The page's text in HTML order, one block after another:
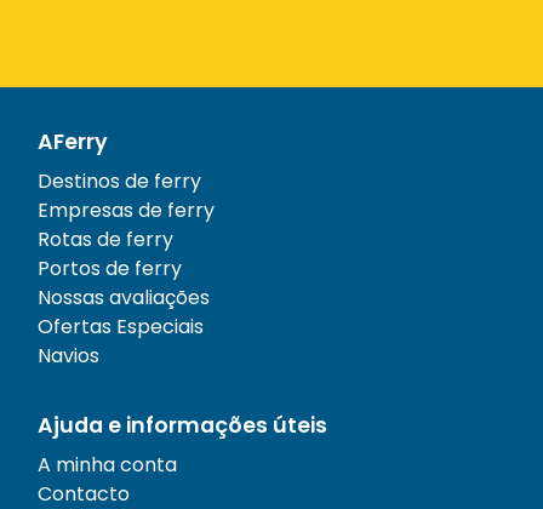
AFerry
Destinos de ferry
Empresas de ferry
Rotas de ferry
Portos de ferry
Nossas avaliações
Ofertas Especiais
Navios
Ajuda e informações úteis
A minha conta
Contacto